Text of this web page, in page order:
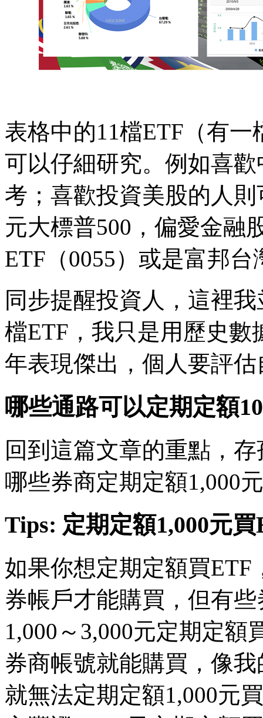
表格中的11檔ETF（有
可以仔細研究。例如喜
考；喜歡投資美股的人
元大標普500，偏愛金融
ETF（0055）或是富邦
同步提醒投資人，這裡
檔ETF，我只是用歷史數
年表現傑出，個人要評
哪些通路可以定期定額
回到這篇文章的重點，
哪些券商定期定額1,000
Tips: 定期定額1,000元
如果你想定期定額買
券帳戶才能購買，但有
1,000～3,000元定期定額
券商帳號就能購買，像
就無法定期定額1,000元